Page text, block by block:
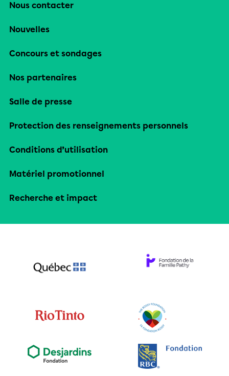
Nous contacter
Nouvelles
Concours et sondages
Nos partenaires
Salle de presse
Protection des renseignements personnels
Conditions d’utilisation
Matériel promotionnel
Recherche et impact